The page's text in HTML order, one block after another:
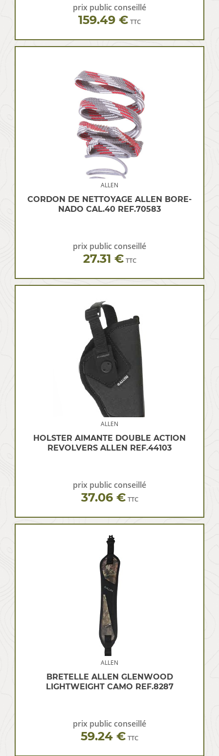
prix public conseillé
159.49 € TTC
ALLEN
CORDON DE NETTOYAGE ALLEN BORE-
NADO CAL.40 REF.70583
prix public conseillé
27.31 € TTC
ALLEN
HOLSTER AIMANTE DOUBLE ACTION
REVOLVERS ALLEN REF.44103
prix public conseillé
37.06 € TTC
ALLEN
BRETELLE ALLEN GLENWOOD
LIGHTWEIGHT CAMO REF.8287
prix public conseillé
59.24 € TTC